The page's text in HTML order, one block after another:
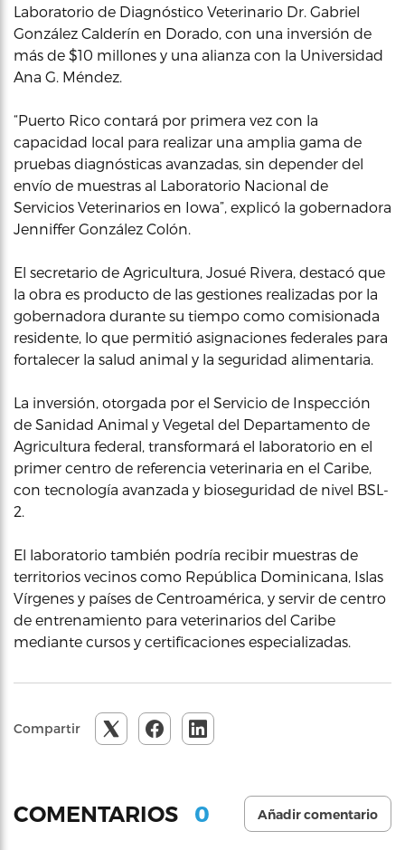
Laboratorio de Diagnóstico Veterinario Dr. Gabriel
González Calderín en Dorado, con una inversión de
más de $10 millones y una alianza con la Universidad
Ana G. Méndez.
“Puerto Rico contará por primera vez con la
capacidad local para realizar una amplia gama de
pruebas diagnósticas avanzadas, sin depender del
envío de muestras al Laboratorio Nacional de
Servicios Veterinarios en Iowa”, explicó la gobernadora
Jenniffer González Colón.
El secretario de Agricultura, Josué Rivera, destacó que
la obra es producto de las gestiones realizadas por la
gobernadora durante su tiempo como comisionada
residente, lo que permitió asignaciones federales para
fortalecer la salud animal y la seguridad alimentaria.
La inversión, otorgada por el Servicio de Inspección
de Sanidad Animal y Vegetal del Departamento de
Agricultura federal, transformará el laboratorio en el
primer centro de referencia veterinaria en el Caribe,
con tecnología avanzada y bioseguridad de nivel BSL-
2.
El laboratorio también podría recibir muestras de
territorios vecinos como República Dominicana, Islas
Vírgenes y países de Centroamérica, y servir de centro
de entrenamiento para veterinarios del Caribe
mediante cursos y certificaciones especializadas.
Compartir
COMENTARIOS 0 Añadir comentario